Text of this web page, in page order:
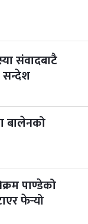
२ महिना बाँकी
३ महिना बाँकी
संवादबाटै
सन्देश
बालेनको
पाण्डेको
फेर्‍यो